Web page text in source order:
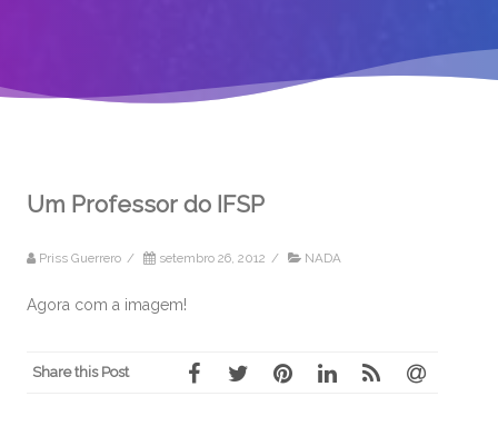
Um Professor do IFSP
Priss Guerrero / setembro 26, 2012 / NADA
Agora com a imagem!
Share this Post